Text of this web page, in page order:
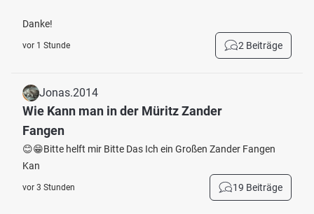
Danke!
vor 1 Stunde 2 Beiträge
Jonas.2014
Wie Kann man in der Müritz Zander
Fangen
😊😁Bitte helft mir Bitte Das Ich ein Großen Zander Fangen
Kan
vor 3 Stunden 19 Beiträge